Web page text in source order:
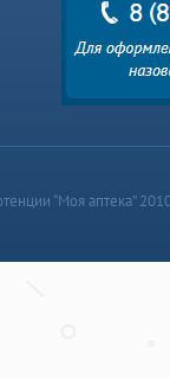
“Моя аптека”